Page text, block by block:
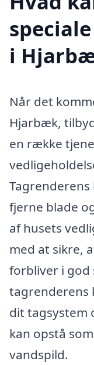
i
Når det
Hjarbæk,
en række
fjerne blade
af husets
med at sikre,
forbliver i god
tagrenderens
dit tagsystem
kan opstå
vandspild.